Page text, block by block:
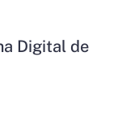
Digital de